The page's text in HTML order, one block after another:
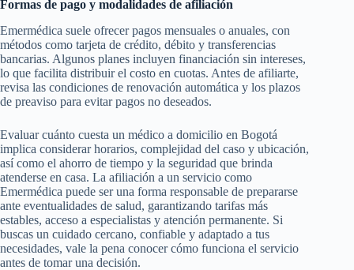
Formas de pago y modalidades de afiliación
Emermédica suele ofrecer pagos mensuales o anuales, con
métodos como tarjeta de crédito, débito y transferencias
bancarias. Algunos planes incluyen financiación sin intereses,
lo que facilita distribuir el costo en cuotas. Antes de afiliarte,
revisa las condiciones de renovación automática y los plazos
de preaviso para evitar pagos no deseados.
Evaluar cuánto cuesta un médico a domicilio en Bogotá
implica considerar horarios, complejidad del caso y ubicación,
así como el ahorro de tiempo y la seguridad que brinda
atenderse en casa. La afiliación a un servicio como
Emermédica puede ser una forma responsable de prepararse
ante eventualidades de salud, garantizando tarifas más
estables, acceso a especialistas y atención permanente. Si
buscas un cuidado cercano, confiable y adaptado a tus
necesidades, vale la pena conocer cómo funciona el servicio
antes de tomar una decisión.